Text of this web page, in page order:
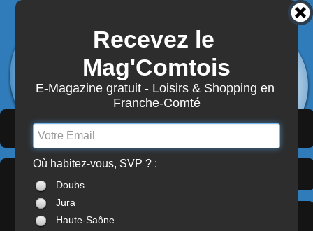
Franche-Comté
3872
7870
Abonnement Mag'Comtois
(ACTUALITÉS) (ANNUAIRE) (MON COMPTE )
Soirées / Animations
> Doubs (25)
Recevez le
Mag'Comtois
E-Magazine gratuit - Loisirs & Shopping en
Franche-Comté
Où habitez-vous, SVP ? :
Doubs
Jura
Haute-Saône